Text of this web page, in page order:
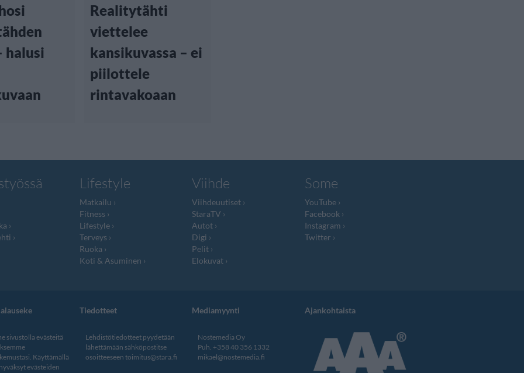
halusi
Realitytähti
viettelee
kansikuvassa – ei
piilottele
rintavakoaan
Lifestyle
Matkailu
Fitness
Lifestyle
Terveys
Ruoka
Koti & Asuminen
Viihde
Viihdeuutiset
StaraTV
Autot
Digi
Pelit
Elokuvat
Some
YouTube
Facebook
Instagram
Twitter
sivustolla evästeitä
Käyttämällä
evästeiden
Tiedotteet
Lehdistötiedotteet pyydetään
lähettämään sähköpostitse
osoitteeseen toimitus@stara.fi
Mediamyynti
Nostemedia Oy
Puh. +358 40 356 1332
mikael@nostemedia.fi
Ajankohtaista